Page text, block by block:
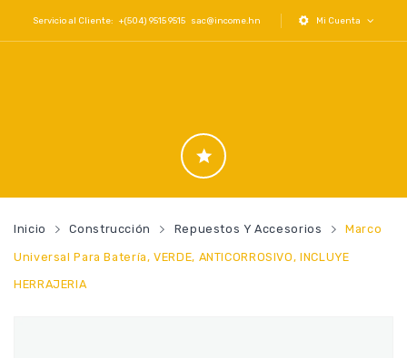
Servicio al Cliente: +(504) 9515 9515 sac@income.hn Mi Cuenta
Inicio Construcción Repuestos Y Accesorios Marco
Universal Para Batería, VERDE, ANTICORROSIVO, INCLUYE
HERRAJERIA